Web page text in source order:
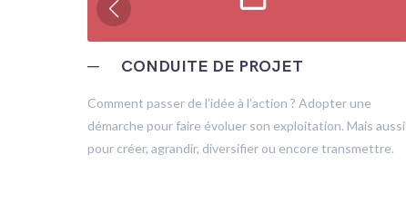
─ CONDUITE DE PROJET
Comment passer de l’idée à l’action ? Adopter une
démarche pour faire évoluer son exploitation. Mais aussi
pour créer, agrandir, diversifier ou encore transmettre.